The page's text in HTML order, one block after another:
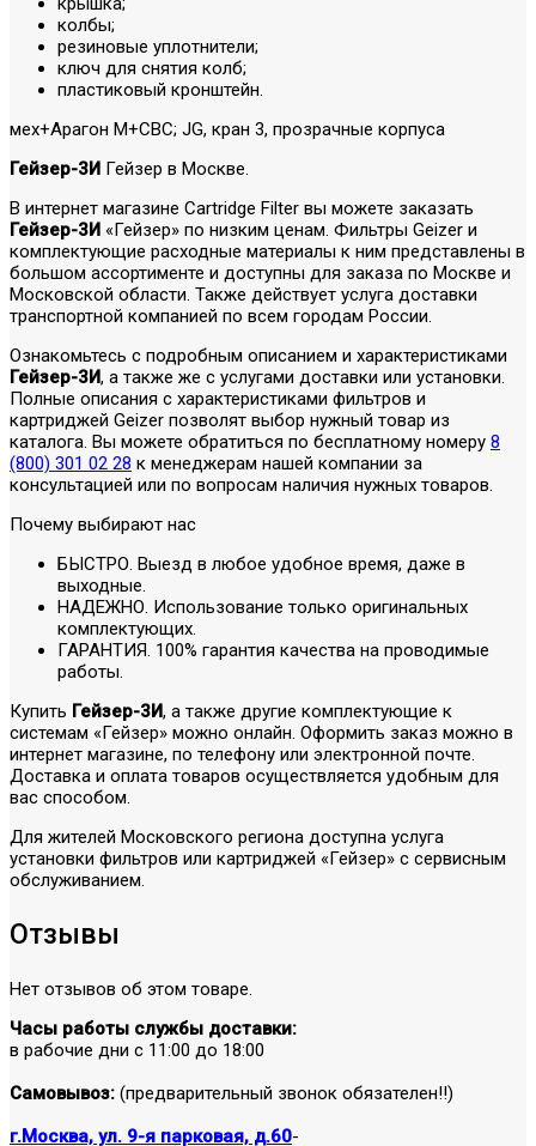
колбы;
резиновые уплотнители;
ключ для снятия колб;
пластиковый кронштейн.
мех+Арагон М+СВС; JG, кран 3, прозрачные корпуса
Гейзер-3И Гейзер в Москве.
В интернет магазине Cartridge Filter вы можете заказать
Гейзер-3И «Гейзер» по низким ценам. Фильтры Geizer и
комплектующие расходные материалы к ним представлены в
большом ассортименте и доступны для заказа по Москве и
Московской области. Также действует услуга доставки
транспортной компанией по всем городам России.
Ознакомьтесь с подробным описанием и характеристиками
Гейзер-3И, а также же с услугами доставки или установки.
Полные описания с характеристиками фильтров и
картриджей Geizer позволят выбор нужный товар из
каталога. Вы можете обратиться по бесплатному номеру 8
(800) 301 02 28 к менеджерам нашей компании за
консультацией или по вопросам наличия нужных товаров.
Почему выбирают нас
БЫСТРО. Выезд в любое удобное время, даже в
выходные.
НАДЕЖНО. Использование только оригинальных
комплектующих.
ГАРАНТИЯ. 100% гарантия качества на проводимые
работы.
Купить Гейзер-3И, а также другие комплектующие к
системам «Гейзер» можно онлайн. Оформить заказ можно в
интернет магазине, по телефону или электронной почте.
Доставка и оплата товаров осуществляется удобным для
вас способом.
Для жителей Московского региона доступна услуга
установки фильтров или картриджей «Гейзер» с сервисным
обслуживанием.
Отзывы
Нет отзывов об этом товаре.
Часы работы службы доставки:
в рабочие дни с 11:00 до 18:00
Самовывоз: (предварительный звонок обязателен!!)
г.Москва, ул. 9-я парковая, д.60-